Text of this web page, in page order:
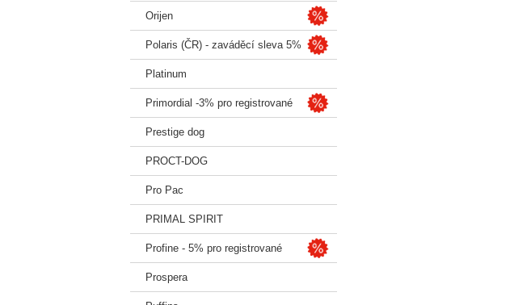
Orijen
Polaris (ČR) - zaváděcí sleva 5%
Platinum
Primordial -3% pro registrované
Prestige dog
PROCT-DOG
Pro Pac
PRIMAL SPIRIT
Profine - 5% pro registrované
Prospera